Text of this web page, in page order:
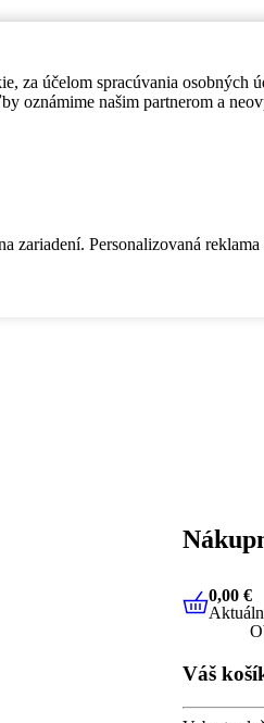
za účelom spracúvania osobných
oznámime našim partnerom a
Personalizovaná reklama
0,00 €
0,00 €
Váš